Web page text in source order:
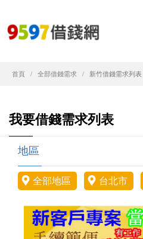
首頁 全部借錢需求 新竹借錢需求列表
我要借錢需求列表
地區
全部地區 台北市